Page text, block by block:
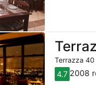
Terrazza
4.7 2008